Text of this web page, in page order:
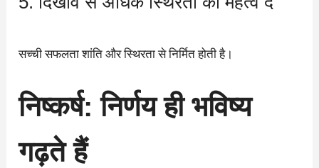
सच्ची सफलता शांति और स्थिरता से निर्मित होती है।
निष्कर्ष: निर्णय ही भविष्य
गढ़ते हैं